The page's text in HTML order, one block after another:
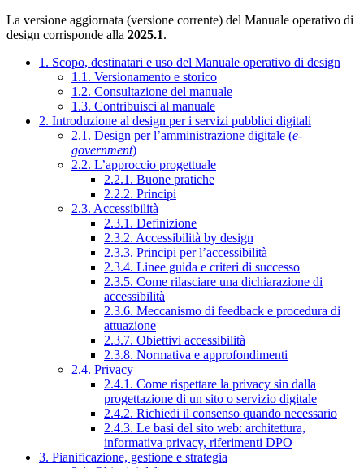
La versione aggiornata (versione corrente) del Manuale operativo di
design corrisponde alla 2025.1.
1. Scopo, destinatari e uso del Manuale operativo di design
1.1. Versionamento e storico
1.2. Consultazione del manuale
1.3. Contribuisci al manuale
2. Introduzione al design per i servizi pubblici digitali
2.1. Design per l’amministrazione digitale (e-
government)
2.2. L’approccio progettuale
2.2.1. Buone pratiche
2.2.2. Principi
2.3. Accessibilità
2.3.1. Definizione
2.3.2. Accessibilità by design
2.3.3. Principi per l’accessibilità
2.3.4. Linee guida e criteri di successo
2.3.5. Come rilasciare una dichiarazione di
accessibilità
2.3.6. Meccanismo di feedback e procedura di
attuazione
2.3.7. Obiettivi accessibilità
2.3.8. Normativa e approfondimenti
2.4. Privacy
2.4.1. Come rispettare la privacy sin dalla
progettazione di un sito o servizio digitale
2.4.2. Richiedi il consenso quando necessario
2.4.3. Le basi del sito web: architettura,
informativa privacy, riferimenti DPO
3. Pianificazione, gestione e strategia